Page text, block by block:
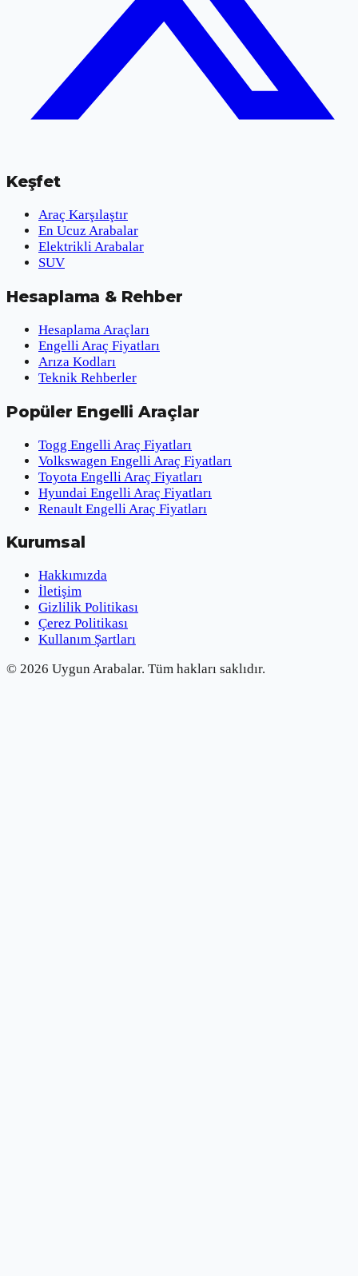
Keşfet
Araç Karşılaştır
En Ucuz Arabalar
Elektrikli Arabalar
SUV
Hesaplama & Rehber
Hesaplama Araçları
Engelli Araç Fiyatları
Arıza Kodları
Teknik Rehberler
Popüler Engelli Araçlar
Togg Engelli Araç Fiyatları
Volkswagen Engelli Araç Fiyatları
Toyota Engelli Araç Fiyatları
Hyundai Engelli Araç Fiyatları
Renault Engelli Araç Fiyatları
Kurumsal
Hakkımızda
İletişim
Gizlilik Politikası
Çerez Politikası
Kullanım Şartları
© 2026 Uygun Arabalar. Tüm hakları saklıdır.